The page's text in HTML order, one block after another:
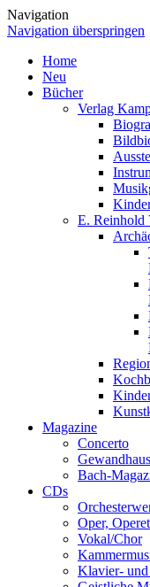
Navigation
Navigation überspringen
Home
Neu
Bücher
Verlag
E. Reinhold
Magazine
Concerto
Bach-
CDs
Oper,
Vokal/Chor
Klavier-